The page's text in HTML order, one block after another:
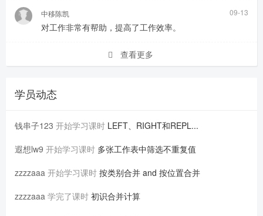
中移陈凯 09-13
对工作非常有帮助，提高了工作效率。
查看更多
学员动态
钱串子123 开始学习课时 LEFT、RIGHT和REPL...
遐想lw9 开始学习课时 多张工作表中筛选不重复值
zzzzaaa 开始学习课时 按类别合并 and 按位置合并
zzzzaaa 学完了课时 初识合并计算